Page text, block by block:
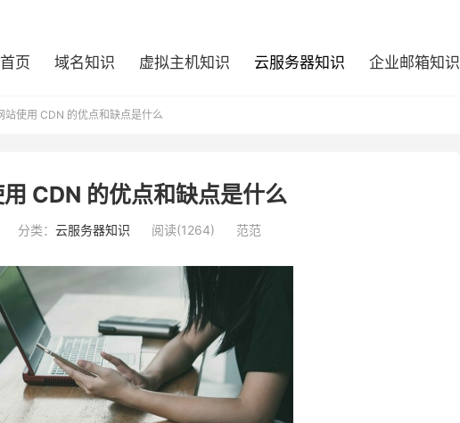
首页 域名知识 虚拟主机知识 云服务器知识 企业邮箱知识
站使用 CDN 的优点和缺点是什么
用 CDN 的优点和缺点是什么
分类： 云服务器知识 阅读(1264) 范范